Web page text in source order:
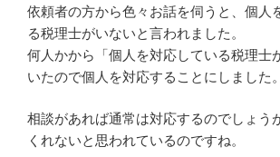
依頼者の方から色々お話を伺うと、個人
る税理士がいないと言われました。
何人かから「個人を対応している税理士
いたので個人を対応することにしました。
相談があれば通常は対応するのでしょう
くれないと思われているのですね。